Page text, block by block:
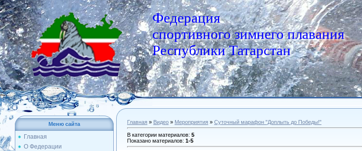
Федерация
спортивного зимнего плавания
Республики Татарстан
Меню сайта
Главная
О Федерации
Главная » Видео » Мероприятия » Суточный марафон "Доплыть до Победы!"
В категории материалов: 5
Показано материалов: 1-5